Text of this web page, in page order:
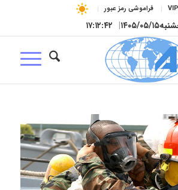
فراموشی رمز عبور
۱۴۰۵/۰۵/۱۵| ۱۷:۱۲:۴۳